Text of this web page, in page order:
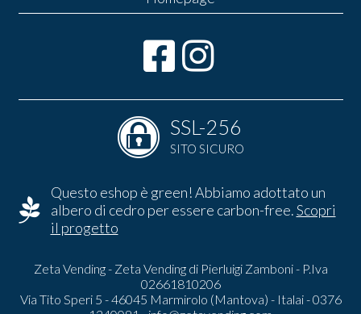
SSL-256
SITO SICURO
Questo eshop è green! Abbiamo adottato un
albero di cedro per essere carbon-free.Scopri
il progetto
Zeta Vending - Zeta Vending di Pierluigi Zamboni - P.Iva
02661810206
Via Tito Speri 5 - 46045 Marmirolo (Mantova) - Italai - 0376